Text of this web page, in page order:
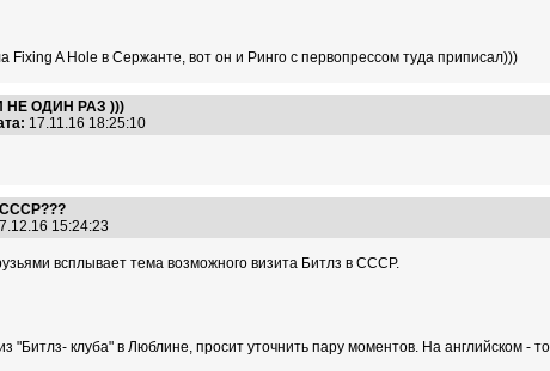
Fixing A Hole в Сержанте, вот он и Ринго с первопрессом туда приписал)))
НЕ ОДИН РАЗ )))
17.11.16 18:25:10
15:24:23
всплывает тема возможного визита Битлз в СССР.
"Битлз- клуба" в Люблине, просит уточнить пару моментов. На английском -